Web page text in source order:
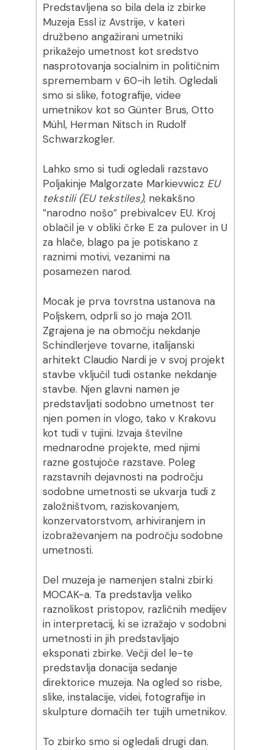
Predstavljena so bila dela iz zbirke
Muzeja Essl iz Avstrije, v kateri
družbeno angažirani umetniki
prikažejo umetnost kot sredstvo
nasprotovanja socialnim in političnim
spremembam v 60-ih letih. Ogledali
smo si slike, fotografije, videe
umetnikov kot so Günter Brus, Otto
Mühl, Herman Nitsch in Rudolf
Schwarzkogler.
Lahko smo si tudi ogledali razstavo
Poljakinje Malgorzate Markievwicz EU
tekstili (EU tekstiles), nekakšno
”narodno nošo” prebivalcev EU. Kroj
oblačil je v obliki črke E za pulover in U
za hlače, blago pa je potiskano z
raznimi motivi, vezanimi na
posamezen narod.
Mocak je prva tovrstna ustanova na
Poljskem, odprli so jo maja 2011.
Zgrajena je na območju nekdanje
Schindlerjeve tovarne, italijanski
arhitekt Claudio Nardi je v svoj projekt
stavbe vključil tudi ostanke nekdanje
stavbe. Njen glavni namen je
predstavljati sodobno umetnost ter
njen pomen in vlogo, tako v Krakovu
kot tudi v tujini. Izvaja številne
mednarodne projekte, med njimi
razne gostujoče razstave. Poleg
razstavnih dejavnosti na področju
sodobne umetnosti se ukvarja tudi z
založništvom, raziskovanjem,
konzervatorstvom, arhiviranjem in
izobraževanjem na področju sodobne
umetnosti.
Del muzeja je namenjen stalni zbirki
MOCAK-a. Ta predstavlja veliko
raznolikost pristopov, različnih medijev
in interpretacij, ki se izražajo v sodobni
umetnosti in jih predstavljajo
eksponati zbirke. Večji del le-te
predstavlja donacija sedanje
direktorice muzeja. Na ogled so risbe,
slike, instalacije, videi, fotografije in
skulpture domačih ter tujih umetnikov.
To zbirko smo si ogledali drugi dan.